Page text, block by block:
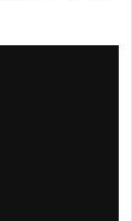
y nutritivos para